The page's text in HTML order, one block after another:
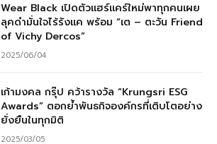
Wear Black เปิดตัวแฮร์แคร์ใหม่พาทุกคนเผย
ลุคดำมั่นใจไร้รังแค พร้อม “เต – ตะวัน Friend
of Vichy Dercos”
2025/06/04
เก้ามงคล กรุ๊ป คว้ารางวัล “Krungsri ESG
Awards” ตอกย้ำพันธกิจองค์กรที่เติบโตอย่าง
ยั่งยืนในทุกมิติ
2025/03/05